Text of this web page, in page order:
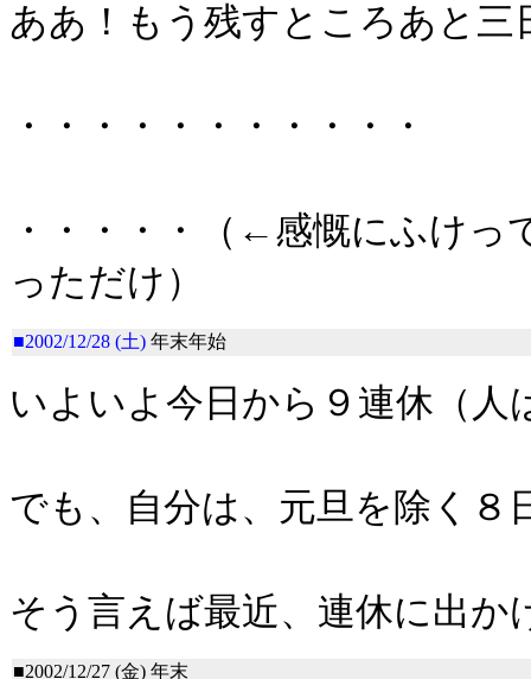
ああ！もう残すところあと三
・・・・・・・・・・・
・・・・・（←感慨にふけっ
っただけ）
■2002/12/28 (土) 年末年始
いよいよ今日から９連休（人
でも、自分は、元旦を除く８
そう言えば最近、連休に出か
■2002/12/27 (金) 年末